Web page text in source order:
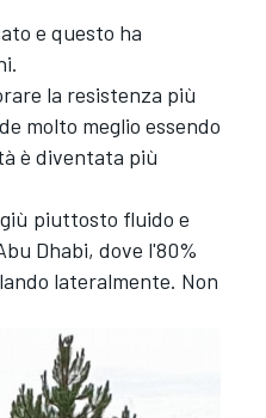
e questo ha
la resistenza più
molto meglio essendo
è diventata più
piuttosto fluido e
Dhabi, dove l'80%
lateralmente. Non